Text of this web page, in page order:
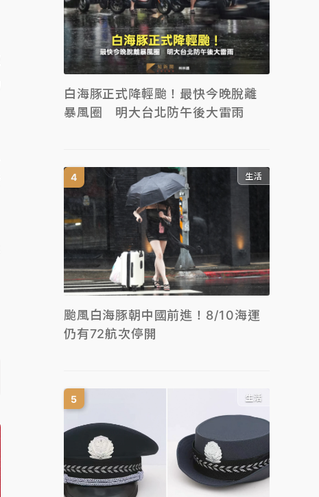
白海豚正式降輕颱！最快今晚脫離
暴風圈 明大台北防午後大雷雨
生活
颱風白海豚朝中國前進！8/10海運
仍有72航次停開
生活